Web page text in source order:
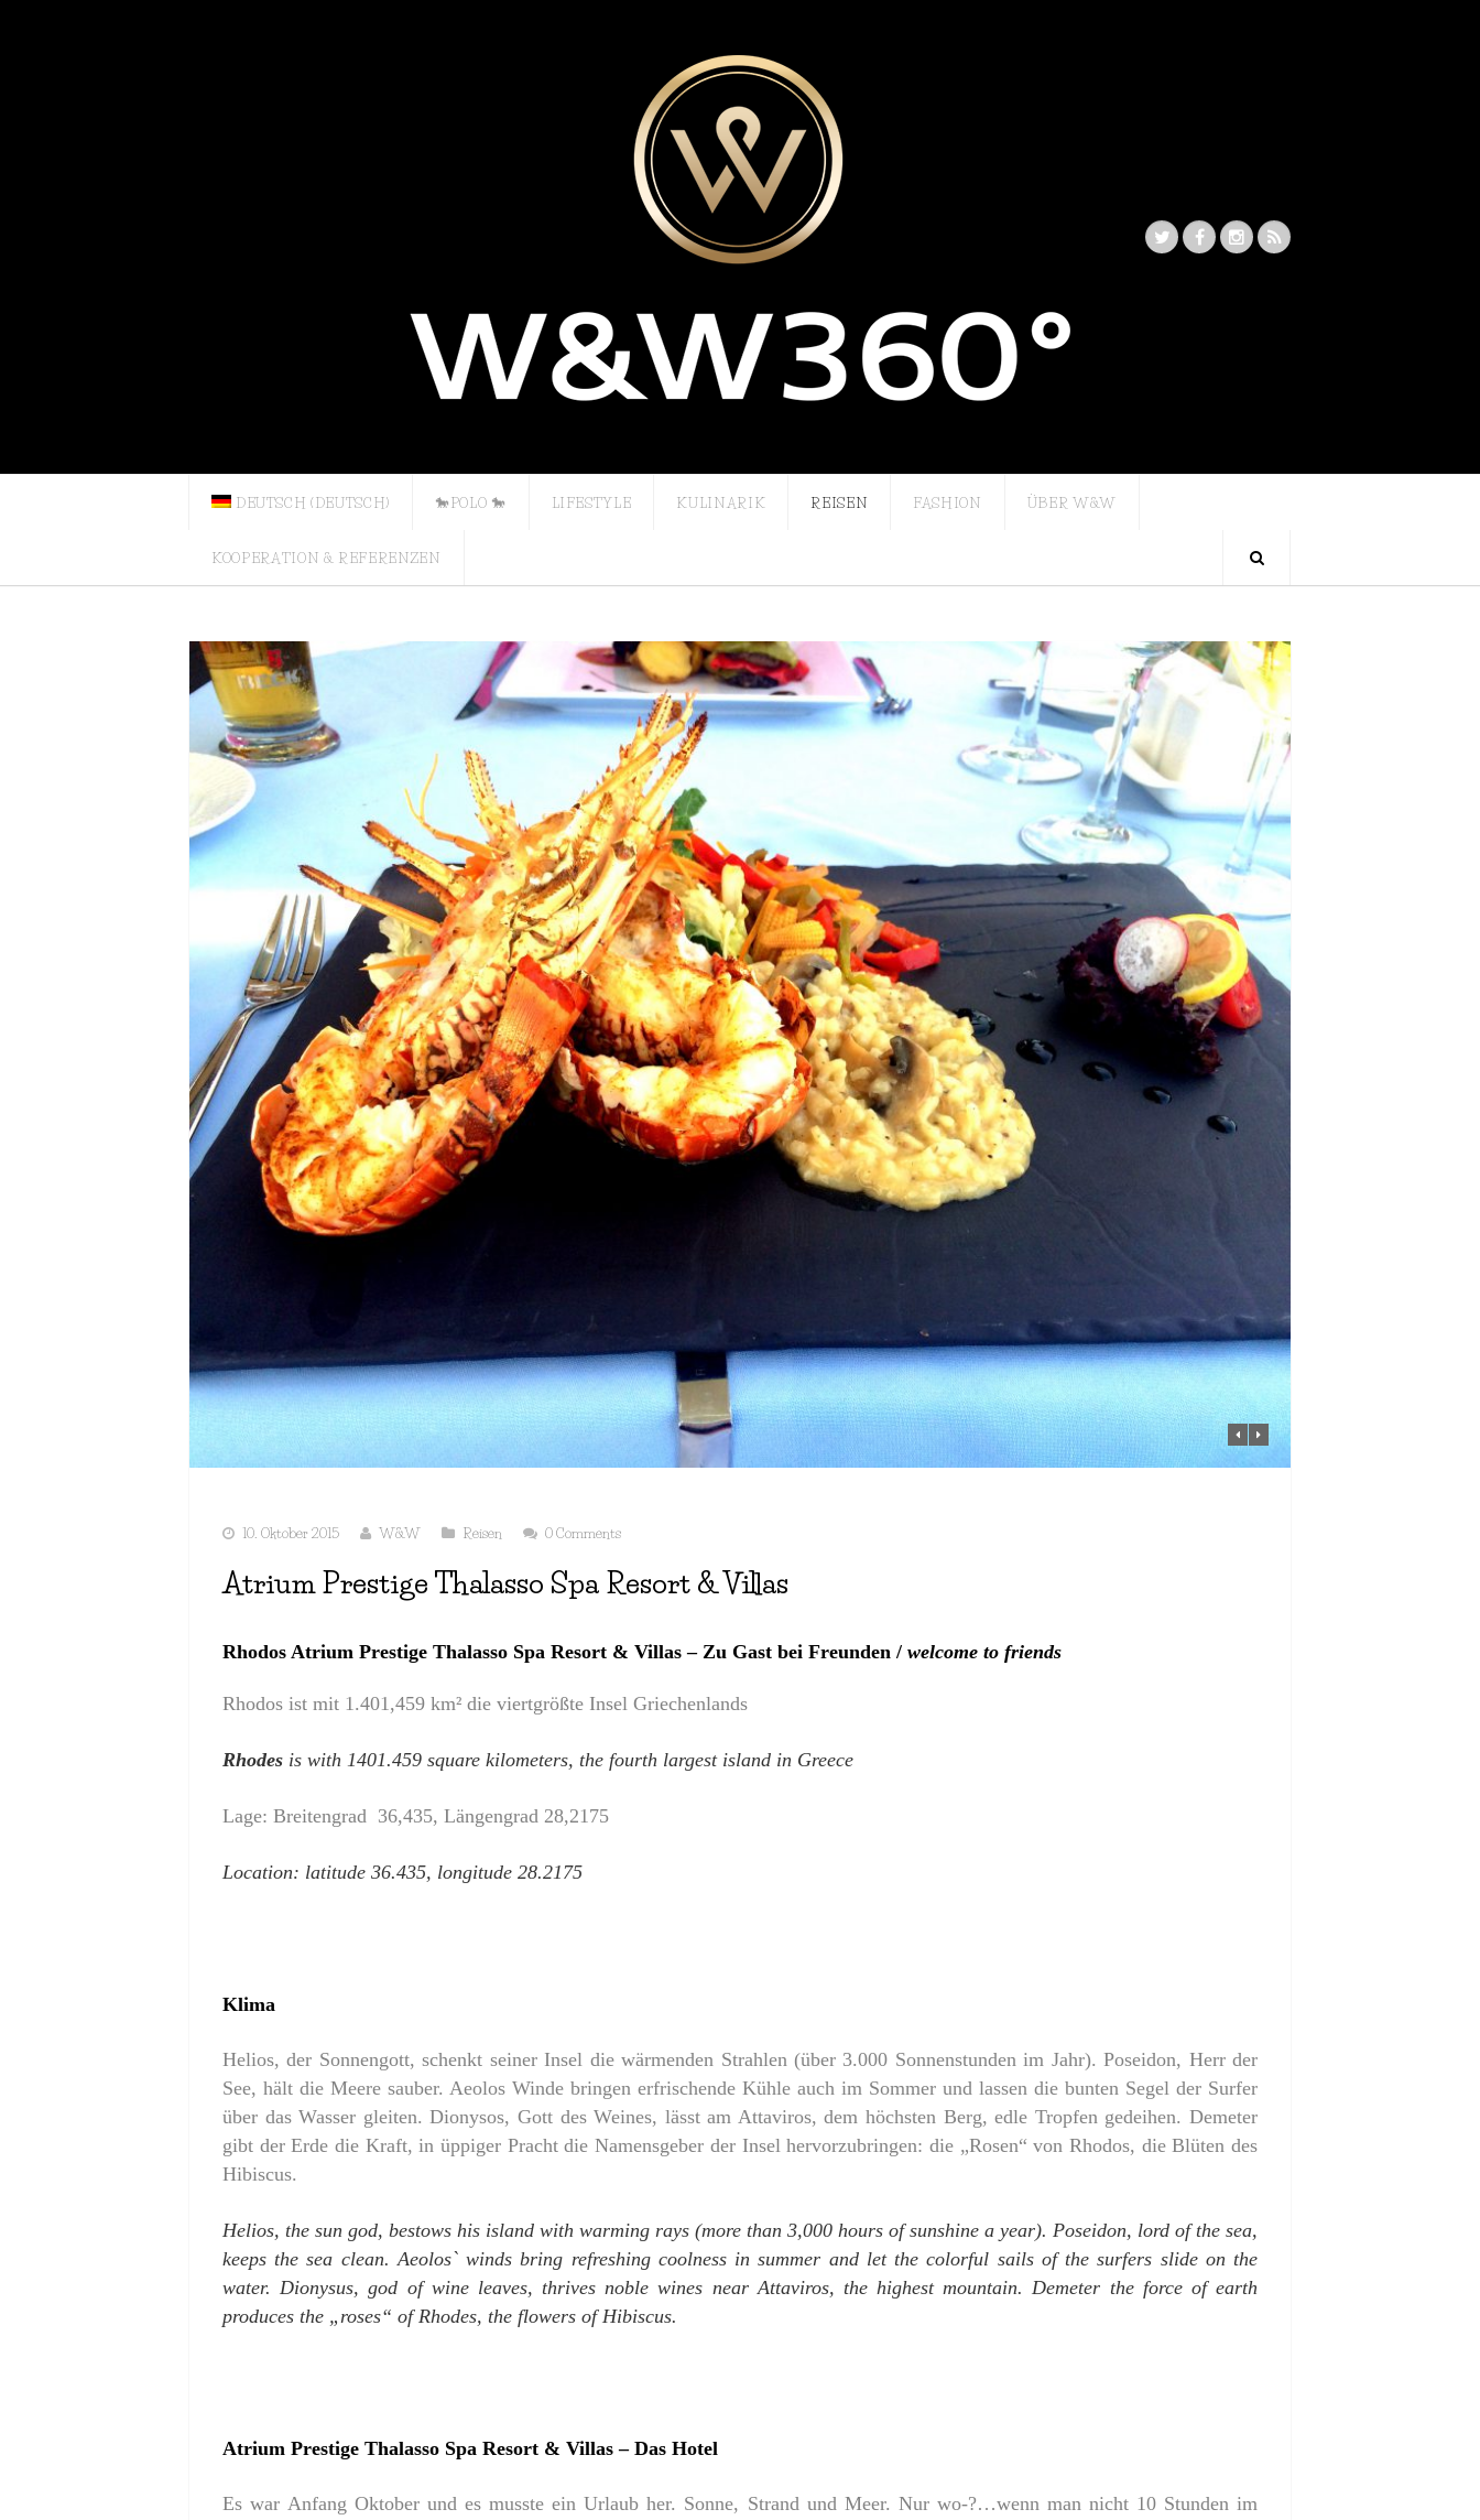
DEUTSCH (DEUTSCH) 🐎POLO 🐎 LIFESTYLE KULINARIK REISEN FASHION ÜBER W&W
KOOPERATION & REFERENZEN
10. Oktober 2015 W&W Reisen 0 Comments
Atrium Prestige Thalasso Spa Resort & Villas
Rhodos Atrium Prestige Thalasso Spa Resort & Villas – Zu Gast bei Freunden / welcome to friends
Rhodos ist mit 1.401,459 km² die viertgrößte Insel Griechenlands
Rhodes is with 1401.459 square kilometers, the fourth largest island in Greece
Lage: Breitengrad 36,435, Längengrad 28,2175
Location: latitude 36.435, longitude 28.2175
Klima
Helios, der Sonnengott, schenkt seiner Insel die wärmenden Strahlen (über 3.000 Sonnenstunden im Jahr). Poseidon, Herr der
See, hält die Meere sauber. Aeolos Winde bringen erfrischende Kühle auch im Sommer und lassen die bunten Segel der Surfer
über das Wasser gleiten. Dionysos, Gott des Weines, lässt am Attaviros, dem höchsten Berg, edle Tropfen gedeihen. Demeter
gibt der Erde die Kraft, in üppiger Pracht die Namensgeber der Insel hervorzubringen: die „Rosen“ von Rhodos, die Blüten des
Hibiscus.
Helios, the sun god, bestows his island with warming rays (more than 3,000 hours of sunshine a year). Poseidon, lord of the sea,
keeps the sea clean. Aeolos` winds bring refreshing coolness in summer and let the colorful sails of the surfers slide on the
water. Dionysus, god of wine leaves, thrives noble wines near Attaviros, the highest mountain. Demeter the force of earth
produces the „roses“ of Rhodes, the flowers of Hibiscus.
Atrium Prestige Thalasso Spa Resort & Villas – Das Hotel
Es war Anfang Oktober und es musste ein Urlaub her. Sonne, Strand und Meer. Nur wo-?…wenn man nicht 10 Stunden im